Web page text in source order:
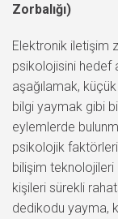
Zorbalığı)
Elektronik iletişim
psikolojisini hedef
aşağılamak,
bilgi yaymak gibi
eylemlerde
psikolojik
bilişim teknolojileri
kişileri sürekli
dedikodu yayma,